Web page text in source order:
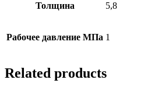
Толщина 5,8
Рабочее давление МПа 1
Related products